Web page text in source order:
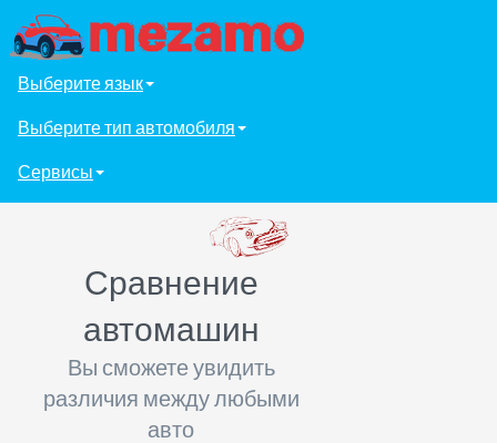
Выберите язык
Выберите тип автомобиля
Сервисы
Сравнение
автомашин
Вы сможете увидить
различия между любыми
авто